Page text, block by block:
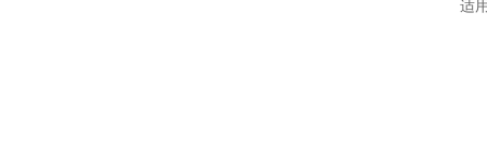
适用